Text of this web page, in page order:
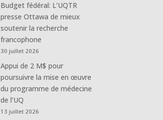
Budget fédéral: L’UQTR
presse Ottawa de mieux
soutenir la recherche
francophone
30 juillet 2026
Appui de 2 M$ pour
poursuivre la mise en œuvre
du programme de médecine
de l’UQ
13 juillet 2026